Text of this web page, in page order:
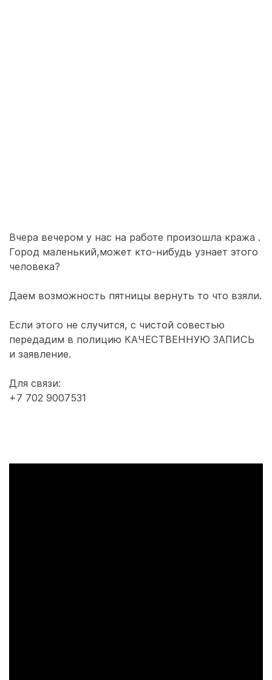
Вчера вечером у нас на работе произошла кража .
Город маленький,может кто-нибудь узнает этого
человека?
Даем возможность пятницы вернуть то что взяли.
Если этого не случится, с чистой совестью
передадим в полицию КАЧЕСТВЕННУЮ ЗАПИСЬ
и заявление.
Для связи:
+7 702 9007531